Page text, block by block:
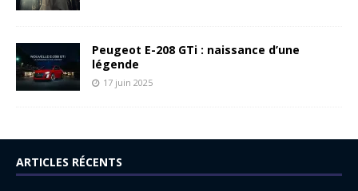
Peugeot E-208 GTi : naissance d’une
légende
17 juin 2025
ARTICLES RÉCENTS